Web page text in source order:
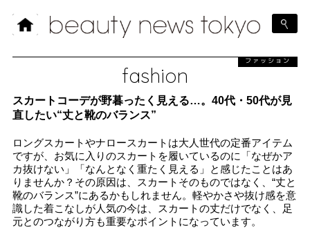
fashion
ファッション
スカートコーデが野暮ったく見える…。40代・50代が見
直したい“丈と靴のバランス”
ロングスカートやナロースカートは大人世代の定番アイテム
ですが、お気に入りのスカートを履いているのに「なぜかア
カ抜けない」「なんとなく重たく見える」と感じたことはあ
りませんか？その原因は、スカートそのものではなく、“丈と
靴のバランス”にあるかもしれません。軽やかさや抜け感を意
識した着こなしが人気の今は、スカートの丈だけでなく、足
元とのつながり方も重要なポイントになっています。